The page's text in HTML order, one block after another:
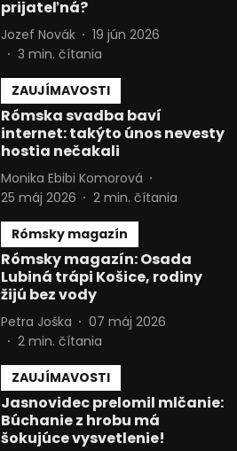
prijateľná?
Jozef Novák
19 jún 2026
3 min. čítania
ZAUJÍMAVOSTI
Rómska svadba baví
internet: takýto únos nevesty
hostia nečakali
Monika Ebibi Komorová
25 máj 2026
2 min. čítania
Rómsky magazín
Rómsky magazín: Osada
Lubiná trápi Košice, rodiny
žijú bez vody
Petra Joška
07 máj 2026
2 min. čítania
ZAUJÍMAVOSTI
Jasnovidec prelomil mlčanie:
Búchanie z hrobu má
šokujúce vysvetlenie!